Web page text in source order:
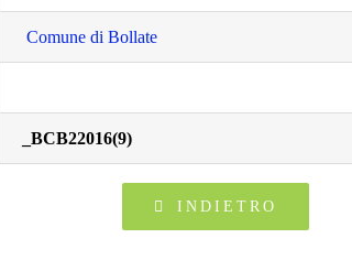
Comune di Bollate
_BCB22016(9)
INDIETRO